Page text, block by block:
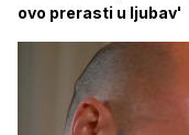
ovo prerasti u ljubav'